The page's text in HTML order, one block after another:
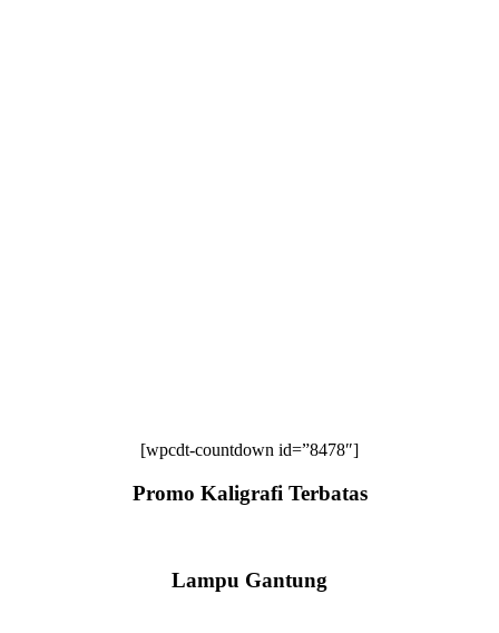
[wpcdt-countdown id=”8478″]
Promo Kaligrafi Terbatas
Lampu Gantung